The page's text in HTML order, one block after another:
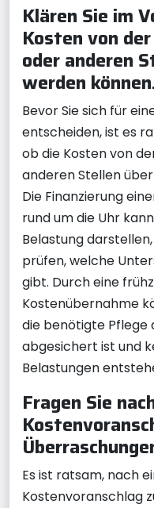
Klären Sie im
Kosten von
oder anderen
werden
Bevor Sie sich für
entscheiden, ist es
ob die Kosten von
anderen Stellen
Die Finanzierung
rund um die Uhr
Belastung
prüfen, welche
gibt. Durch eine
Kostenübernahme
die benötigte Pflege
abgesichert ist und
Belastungen
Fragen Sie
Es ist ratsam, nach
Kostenvoranschlag